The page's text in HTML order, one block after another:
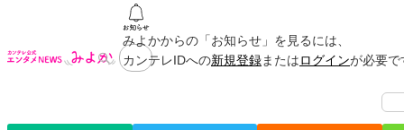
みよかからの「お知らせ」を見るには、
カンテレIDへの新規登録またはログインが必要